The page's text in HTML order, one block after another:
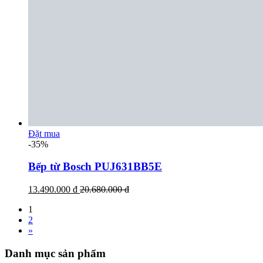
Đặt mua
-35%
Bếp từ Bosch PUJ631BB5E
13.490.000 đ 20.680.000 đ
1
2
»
Danh mục sản phẩm